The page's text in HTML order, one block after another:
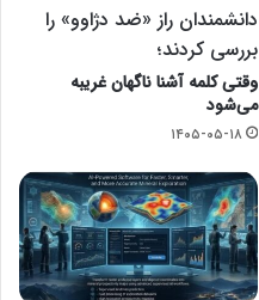
دانشمندان راز «ضد دژاوو» را
بررسی کردند؛
وقتی کلمه آشنا ناگهان غریبه
می‌شود
۱۴۰۵-۰۵-۱۸